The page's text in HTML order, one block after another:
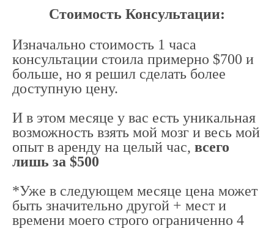
Стоимость Консультации:
Изначально стоимость 1 часа
консультации стоила примерно $700 и
больше, но я решил сделать более
доступную цену.
И в этом месяце у вас есть уникальная
возможность взять мой мозг и весь мой
опыт в аренду на целый час, всего
лишь за $500
*Уже в следующем месяце цена может
быть значительно другой + мест и
времени моего строго ограниченно 4